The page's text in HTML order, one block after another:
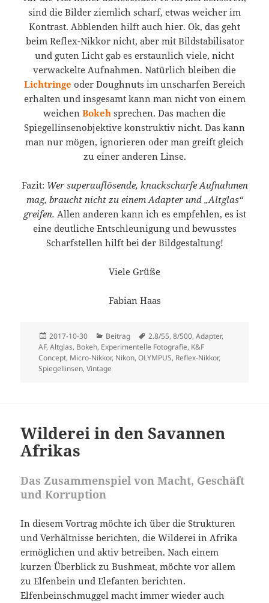
sind die Bilder ziemlich scharf, etwas weicher im
Kontrast. Abblenden hilft auch hier. Ok, das geht
beim Reflex-Nikkor nicht, aber mit Bildstabilisator
und guten Licht gab es erstaunlich viele, nicht
verwackelte Aufnahmen. Natürlich bleiben die
Lichtringe oder Doughnuts im unscharfen Bereich
erhalten und insgesamt kann man nicht von einem
weichen Bokeh sprechen. Das machen die
Spiegellinsenobjektive konstruktiv nicht. Das kann
man nur mögen, ignorieren oder man greift gleich
zu einer anderen Linse.
Fazit: Wer superauflösende, knackscharfe Aufnahmen
mag, braucht nicht zu einem Adapter und „Altglas“
greifen. Allen anderen kann ich es empfehlen, es ist
eine deutliche Entschleunigung und bewusstes
Scharfstellen hilft bei der Bildgestaltung!
Viele Grüße
Fabian Haas
Veröffentlicht
am
2017-10-30 Kategorien
Beitrag Schlagwörter
2.8/55, 8/500, Adapter,
AF, Altglas, Bokeh, Experimentelle Fotografie, K&F
Concept, Micro-Nikkor, Nikon, OLYMPUS, Reflex-Nikkor,
Spiegellinsen, Vintage
Wilderei in den Savannen
Afrikas
Das Zusammenspiel von Macht, Geschäft
und Korruption
In diesem Vortrag möchte ich über die Strukturen
und Verhältnisse berichten, die Wilderei in Afrika
ermöglichen und aktiv betreiben. Nach einem
kurzen Überblick zu Bushmeat, möchte vor allem
zu Elfenbein und Elefanten berichten.
Elfenbeinschmuggel macht immer wieder auch